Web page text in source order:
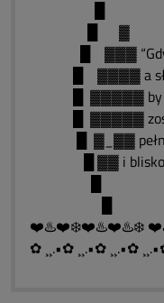
█ ▓
█ ▓▓▓ “Gdy
█ ▓▓▓▓ a
█ ▓▓▓▓▓ by
█ ▓▓▓▓▓
█ ▓_▓▓ pełne
█ ▓▓ i bliskość
❤️♨️❤️❄️❤️♨️❤️♨️❄️
✿ ¸¸.•✿ ¸¸.•✿ ¸¸.•✿